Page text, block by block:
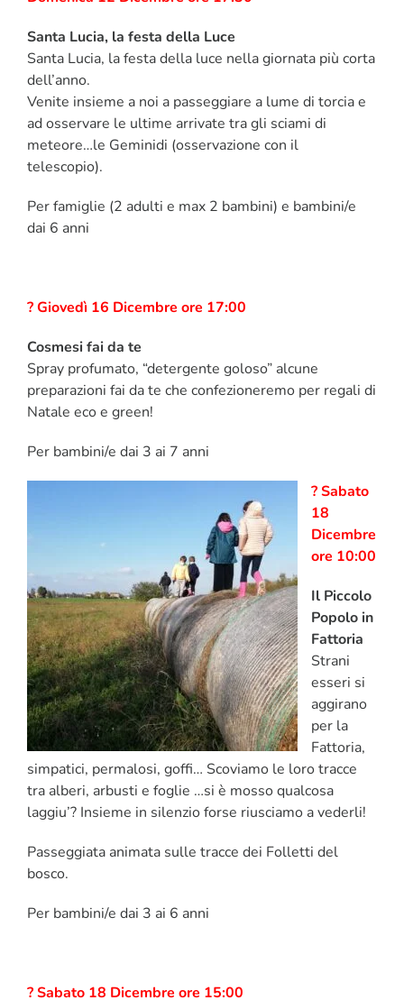
Santa Lucia, la festa della Luce
Santa Lucia, la festa della luce nella giornata più corta
dell’anno.
Venite insieme a noi a passeggiare a lume di torcia e
ad osservare le ultime arrivate tra gli sciami di
meteore…le Geminidi (osservazione con il
telescopio).
Per famiglie (2 adulti e max 2 bambini) e bambini/e
dai 6 anni
? Giovedì 16 Dicembre ore 17:00
Cosmesi fai da te
Spray profumato, “detergente goloso” alcune
preparazioni fai da te che confezioneremo per regali di
Natale eco e green!
Per bambini/e dai 3 ai 7 anni
? Sabato
18
Dicembre
ore 10:00
Il Piccolo
Popolo in
Fattoria
Strani
esseri si
aggirano
per la
Fattoria,
simpatici, permalosi, goffi… Scoviamo le loro tracce
tra alberi, arbusti e foglie …si è mosso qualcosa
laggiu’? Insieme in silenzio forse riusciamo a vederli!
Passeggiata animata sulle tracce dei Folletti del
bosco.
Per bambini/e dai 3 ai 6 anni
? Sabato 18 Dicembre ore 15:00